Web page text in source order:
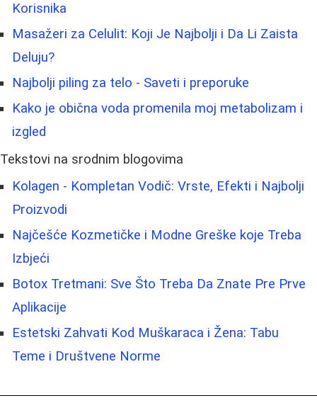
Korisnika
Masažeri za Celulit: Koji Je Najbolji i Da Li Zaista
Deluju?
Najbolji piling za telo - Saveti i preporuke
Kako je obična voda promenila moj metabolizam i
izgled
Tekstovi na srodnim blogovima
Kolagen - Kompletan Vodič: Vrste, Efekti i Najbolji
Proizvodi
Najčešće Kozmetičke i Modne Greške koje Treba
Izbjeći
Botox Tretmani: Sve Što Treba Da Znate Pre Prve
Aplikacije
Estetski Zahvati Kod Muškaraca i Žena: Tabu
Teme i Društvene Norme